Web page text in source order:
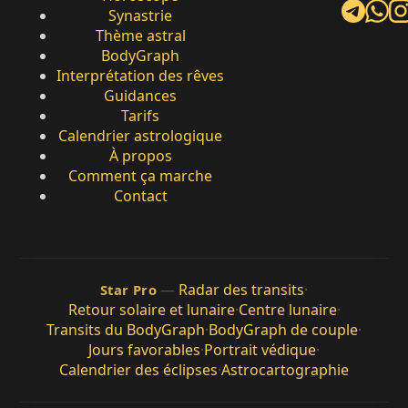
Synastrie
Thème astral
BodyGraph
Interprétation des rêves
Guidances
Tarifs
Calendrier astrologique
À propos
Comment ça marche
Contact
Star Pro — Radar des transits·
Retour solaire et lunaire·Centre lunaire·
Transits du BodyGraph·BodyGraph de couple·
Jours favorables·Portrait védique·
Calendrier des éclipses·Astrocartographie